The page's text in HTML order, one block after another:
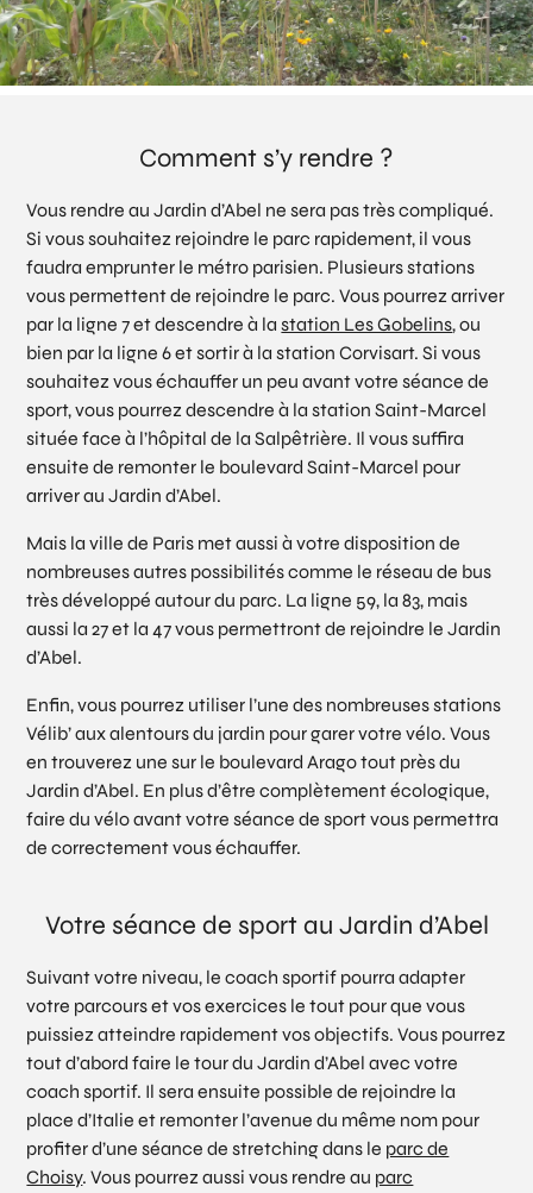
Comment s’y rendre ?
Vous rendre au Jardin d’Abel ne sera pas très compliqué.
Si vous souhaitez rejoindre le parc rapidement, il vous
faudra emprunter le métro parisien. Plusieurs stations
vous permettent de rejoindre le parc. Vous pourrez arriver
par la ligne 7 et descendre à lastation Les Gobelins, ou
bien par la ligne 6 et sortir à la station Corvisart. Si vous
souhaitez vous échauffer un peu avant votre séance de
sport, vous pourrez descendre à la station Saint-Marcel
située face à l’hôpital de la Salpêtrière. Il vous suffira
ensuite de remonter le boulevard Saint-Marcel pour
arriver au Jardin d’Abel.
Mais la ville de Paris met aussi à votre disposition de
nombreuses autres possibilités comme le réseau de bus
très développé autour du parc. La ligne 59, la 83, mais
aussi la 27 et la 47 vous permettront de rejoindre le Jardin
d’Abel.
Enfin, vous pourrez utiliser l’une des nombreuses stations
Vélib’ aux alentours du jardin pour garer votre vélo. Vous
en trouverez une sur le boulevard Arago tout près du
Jardin d’Abel. En plus d’être complètement écologique,
faire du vélo avant votre séance de sport vous permettra
de correctement vous échauffer.
Votre séance de sport au Jardin d’Abel
Suivant votre niveau, le coach sportif pourra adapter
votre parcours et vos exercices le tout pour que vous
puissiez atteindre rapidement vos objectifs. Vous pourrez
tout d’abord faire le tour du Jardin d’Abel avec votre
coach sportif. Il sera ensuite possible de rejoindre la
place d’Italie et remonter l’avenue du même nom pour
profiter d’une séance de stretching dans le parc de
Choisy. Vous pourrez aussi vous rendre au parc